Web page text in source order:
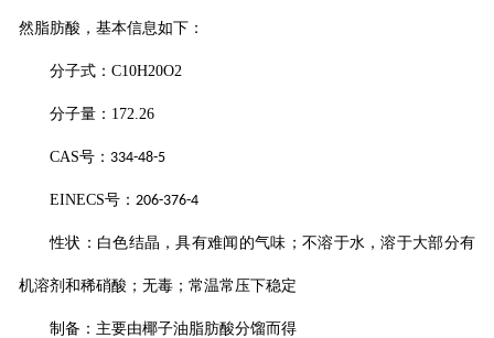
然脂肪酸，基本信息如下：
分子式： C10H20O2
分子量： 172.26
CAS号： 334-48-5
EINECS号： 206-376-4
性状：白色结晶，具有难闻的气味；不溶于水，溶于大部分有
机溶剂和稀硝酸；无毒；常温常压下稳定
制备：主要由椰子油脂肪酸分馏而得